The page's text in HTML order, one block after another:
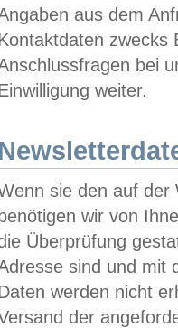
aus dem
zwecks
bei
weiter.
sie den auf der
wir von
Überprüfung
sind und mit
werden nicht
der